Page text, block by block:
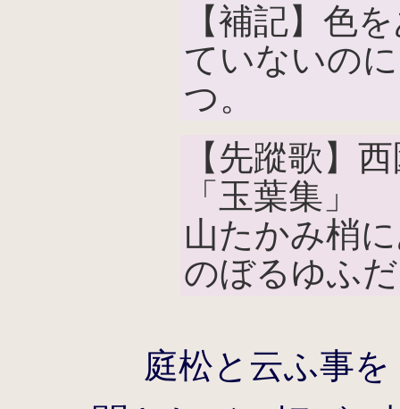
【補記】色
ていないの
つ。
【先蹤歌】
「玉葉集」
山たかみ梢
のぼるゆふ
庭松と云ふ事を